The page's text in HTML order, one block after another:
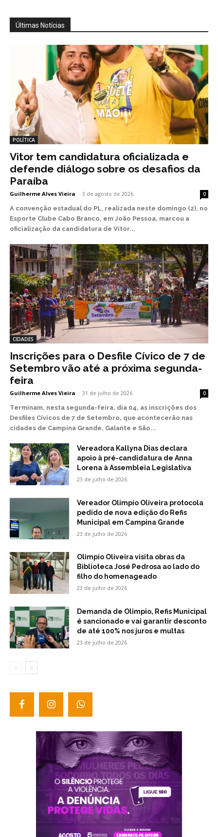
Últimas Notícias
POLÍTICA
Vitor tem candidatura oficializada e
defende diálogo sobre os desafios da
Paraíba
Guilherme Alves Vieira - 3 de agosto de 2026 0
A convenção estadual do PL, realizada neste domingo (2), no
Esporte Clube Cabo Branco, em João Pessoa, marcou a
oficialização da candidatura de Vitor...
CIDADES
Inscrições para o Desfile Cívico de 7 de
Setembro vão até a próxima segunda-
feira
Guilherme Alves Vieira - 31 de julho de 2026 0
Terminam, nesta segunda-feira, dia 04, as inscrições dos
Desfiles Cívicos de 7 de Setembro, que acontecerão nas
cidades de Campina Grande, Galante e São...
Vereadora Kallyna Dias declara
apoio à pré-candidatura de Anna
Lorena à Assembleia Legislativa
23 de julho de 2026
Vereador Olimpio Oliveira protocola
pedido de nova edição do Refis
Municipal em Campina Grande
23 de julho de 2026
Olimpio Oliveira visita obras da
Biblioteca José Pedrosa ao lado do
filho do homenageado
23 de julho de 2026
Demanda de Olimpio, Refis Municipal
é sancionado e vai garantir desconto
de até 100% nos juros e multas
23 de julho de 2026